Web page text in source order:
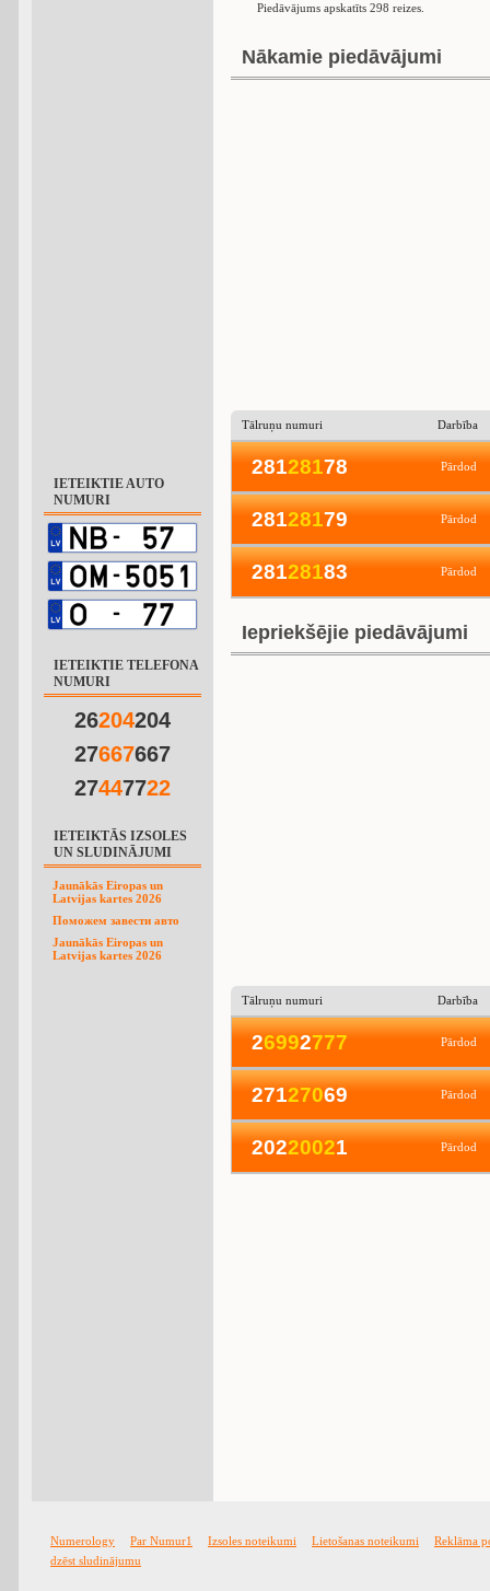
IETEIKTIE AUTO
NUMURI
IETEIKTIE TELEFONA
NUMURI
26204204
27667667
27447722
IETEIKTĀS IZSOLES
UN SLUDINĀJUMI
Jaunākās Eiropas un
Latvijas kartes 2026
Поможем завести авто
Jaunākās Eiropas un
Latvijas kartes 2026
Piedāvājums apskatīts 298 reizes.
Nākamie piedāvājumi
Tālruņu numuri Darbība
28128178 Pārdod
28128179 Pārdod
28128183 Pārdod
Iepriekšējie piedāvājumi
Tālruņu numuri Darbība
26992777 Pārdod
27127069 Pārdod
20220021 Pārdod
Numerology Par Numur1 Izsoles noteikumi Lietošanas noteikumi
Reklāma
dzēst sludinājumu